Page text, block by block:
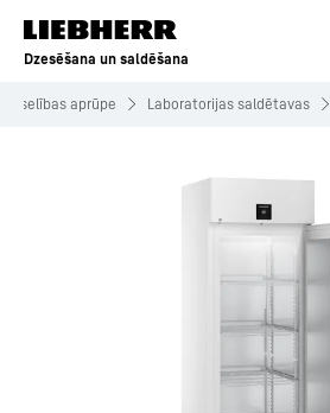
Dzesēšana un saldēšana
aprūpe Laboratorijas saldētavas